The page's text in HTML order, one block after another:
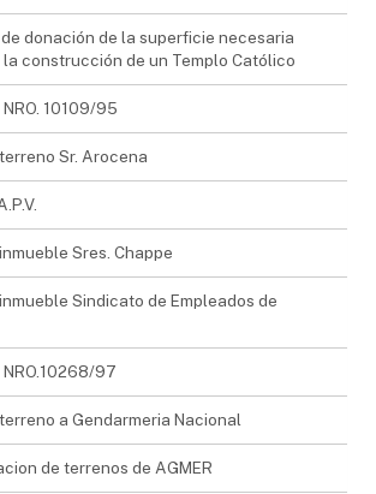
donación de la superficie necesaria
construcción de un Templo Católico
NRO. 10109/95
Sr. Arocena
Sres. Chappe
Sindicato de Empleados de
NRO.10268/97
a Gendarmeria Nacional
de terrenos de AGMER